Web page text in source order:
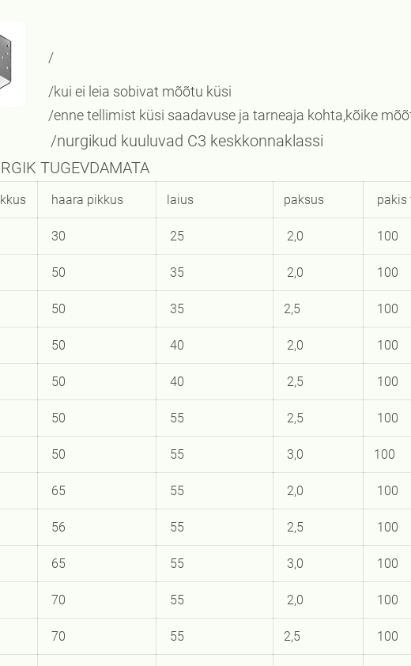
/
/kui ei leia sobivat mõõtu küsi
/enne tellimist küsi saadavuse ja tarneaja kohta,kõike
kuuluvad C3 keskkonnaklassi
TUGEVDAMATA
haara pikkus laius paksus pakis
30 25 2,0 100
50 35 2,0 100
50 35 2,5 100
50 40 2,0 100
50 40 2,5 100
50 55 2,5 100
50 55 3,0 100
65 55 2,0 100
56 55 2,5 100
65 55 3,0 100
70 55 2,0 100
70 55 2,5 100